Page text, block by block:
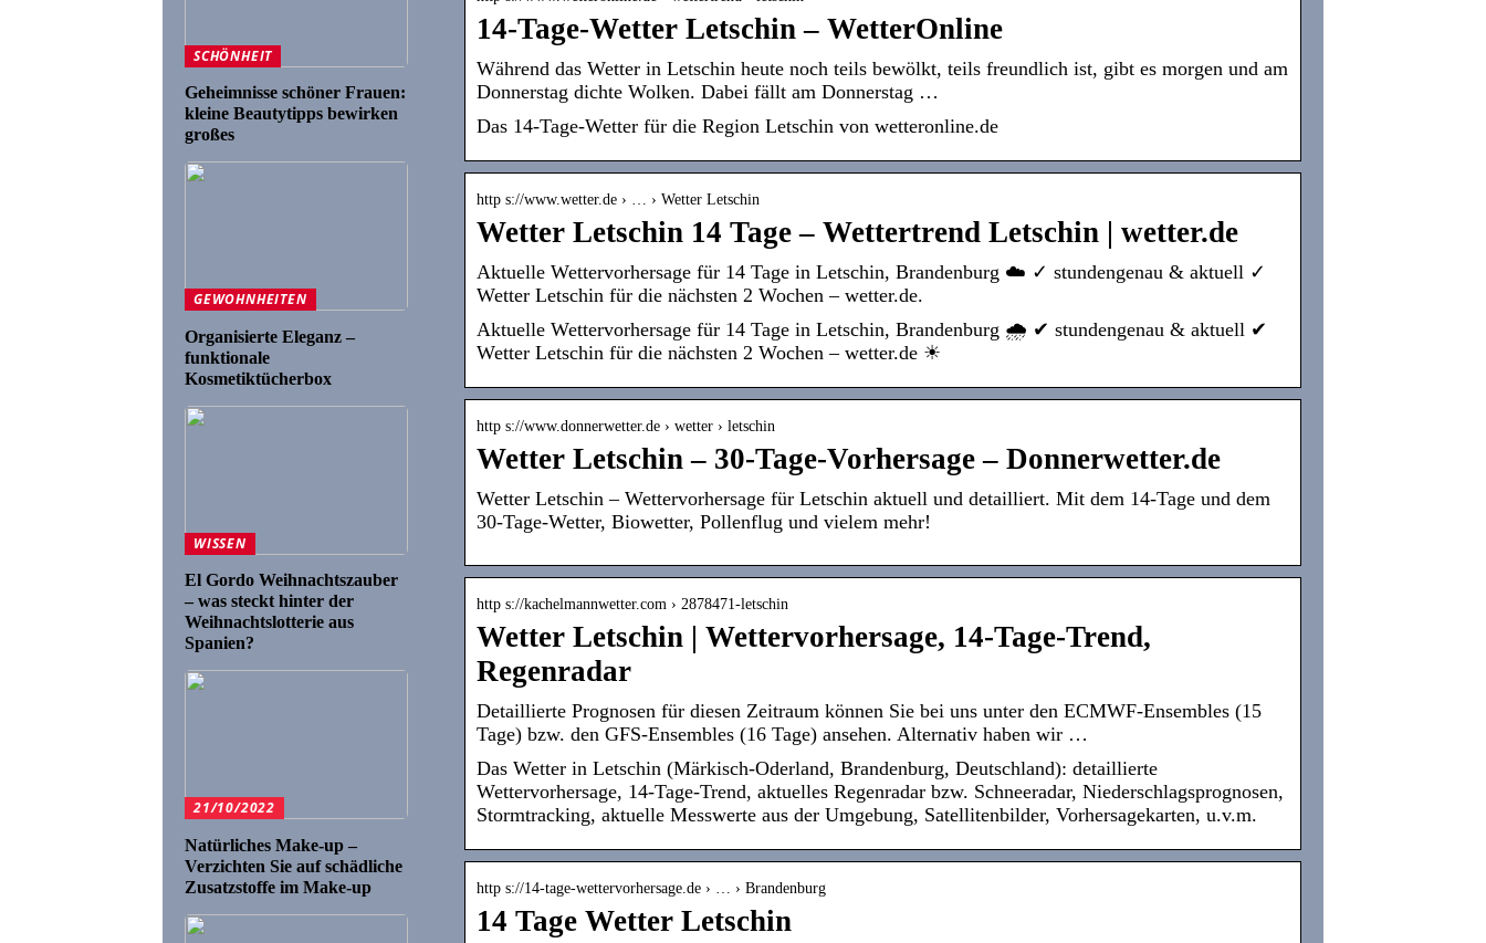
14-Tage-Wetter Letschin – WetterOnline
Während das Wetter in Letschin heute noch teils bewölkt, teils freundlich ist, gibt es morgen und am
Donnerstag dichte Wolken. Dabei fällt am Donnerstag …
Das 14-Tage-Wetter für die Region Letschin von wetteronline.de
http s://www.wetter.de › … › Wetter Letschin
Wetter Letschin 14 Tage – Wettertrend Letschin | wetter.de
Aktuelle Wettervorhersage für 14 Tage in Letschin, Brandenburg ☁️ ✓ stundengenau & aktuell ✓
Wetter Letschin für die nächsten 2 Wochen – wetter.de.
Aktuelle Wettervorhersage für 14 Tage in Letschin, Brandenburg 🌧️ ✔ stundengenau & aktuell ✔
Wetter Letschin für die nächsten 2 Wochen – wetter.de ☀
http s://www.donnerwetter.de › wetter › letschin
Wetter Letschin – 30-Tage-Vorhersage – Donnerwetter.de
Wetter Letschin – Wettervorhersage für Letschin aktuell und detailliert. Mit dem 14-Tage und dem
30-Tage-Wetter, Biowetter, Pollenflug und vielem mehr!
http s://kachelmannwetter.com › 2878471-letschin
Wetter Letschin | Wettervorhersage, 14-Tage-Trend,
Regenradar
Detaillierte Prognosen für diesen Zeitraum können Sie bei uns unter den ECMWF-Ensembles (15
Tage) bzw. den GFS-Ensembles (16 Tage) ansehen. Alternativ haben wir …
Das Wetter in Letschin (Märkisch-Oderland, Brandenburg, Deutschland): detaillierte
Wettervorhersage, 14-Tage-Trend, aktuelles Regenradar bzw. Schneeradar, Niederschlagsprognosen,
Stormtracking, aktuelle Messwerte aus der Umgebung, Satellitenbilder, Vorhersagekarten, u.v.m.
http s://14-tage-wettervorhersage.de › … › Brandenburg
14 Tage Wetter Letschin
SCHÖNHEIT
Geheimnisse schöner Frauen:
kleine Beautytipps bewirken
großes
GEWOHNHEITEN
Organisierte Eleganz –
funktionale
Kosmetiktücherbox
WISSEN
El Gordo Weihnachtszauber
– was steckt hinter der
Weihnachtslotterie aus
Spanien?
21/10/2022
Natürliches Make-up –
Verzichten Sie auf schädliche
Zusatzstoffe im Make-up